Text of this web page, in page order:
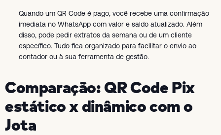
Quando um QR Code é pago, você recebe uma confirmação
imediata no WhatsApp com valor e saldo atualizado. Além
disso, pode pedir extratos da semana ou de um cliente
específico. Tudo fica organizado para facilitar o envio ao
contador ou à sua ferramenta de gestão.
Comparação: QR Code Pix
estático x dinâmico com o
Jota